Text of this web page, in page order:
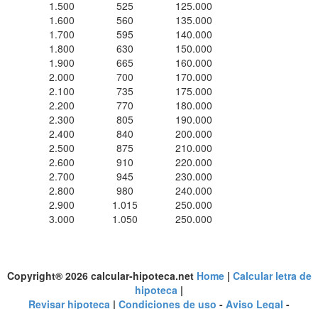
1.500
525
125.000
1.600
560
135.000
1.700
595
140.000
1.800
630
150.000
1.900
665
160.000
2.000
700
170.000
2.100
735
175.000
2.200
770
180.000
2.300
805
190.000
2.400
840
200.000
2.500
875
210.000
2.600
910
220.000
2.700
945
230.000
2.800
980
240.000
2.900
1.015
250.000
3.000
1.050 250.000
Copyright® 2026 calcular-hipoteca.net Home| Calcular letra de
hipoteca |
Revisar hipoteca | Condiciones de uso - Aviso Legal -